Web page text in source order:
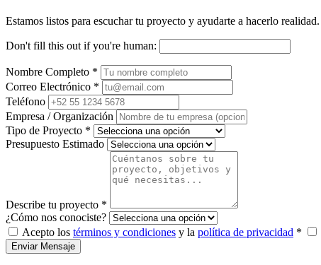
Estamos listos para escuchar tu proyecto y ayudarte a hacerlo realidad.
Don't fill this out if you're human:
Nombre Completo *
Correo Electrónico *
Teléfono
Empresa / Organización
Tipo de Proyecto *
Presupuesto Estimado
Describe tu proyecto *
¿Cómo nos conociste?
Acepto los términos y condiciones y la política de privacidad *
Enviar Mensaje